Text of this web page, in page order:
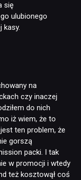
się
ulubionego
kasy.
na
czy inaczej
do nich
iż wiem, że to
ten problem, że
gorszą
packi. I tak
w promocji i wtedy
też kosztowął coś